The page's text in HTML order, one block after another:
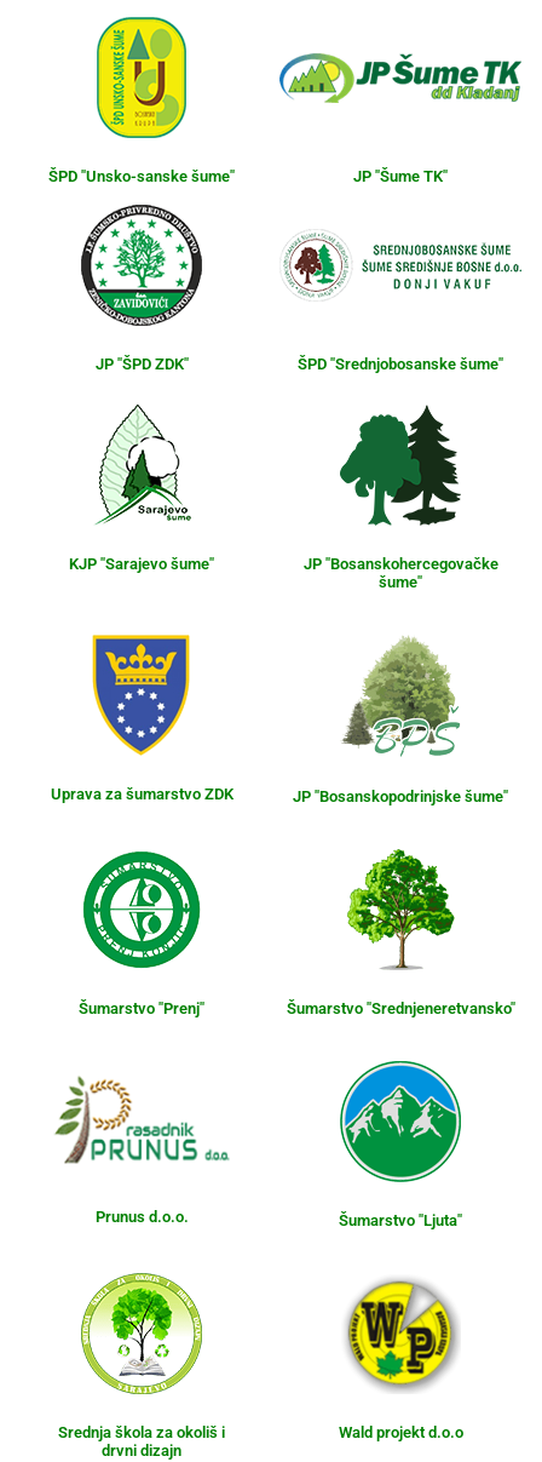
ŠPD "Unsko-sanske šume" JP "Šume TK"
JP "ŠPD ZDK" ŠPD "Srednjobosanske šume"
KJP "Sarajevo šume"
JP "Bosanskohercegovačke
šume"
Uprava za šumarstvo ZDK JP "Bosanskopodrinjske šume"
Šumarstvo "Prenj" Šumarstvo "Srednjeneretvansko"
Prunus d.o.o. Šumarstvo "Ljuta"
Srednja škola za okoliš i
drvni dizajn
Wald projekt d.o.o